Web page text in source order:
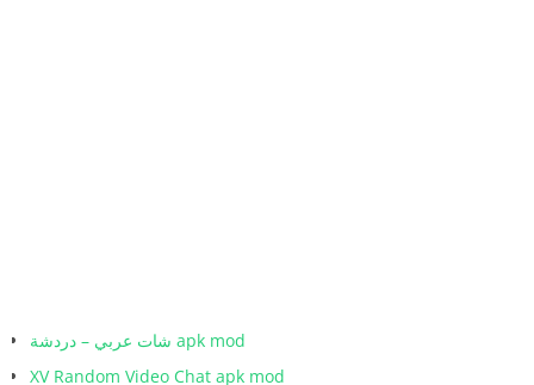
شات عربي – دردشة apk mod
XV Random Video Chat apk mod